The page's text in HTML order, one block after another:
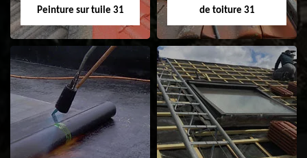
Peinture sur tuile 31
Peinture sur tuile
31
de toiture 31
Nettoyage
demoussage de
toiture 31